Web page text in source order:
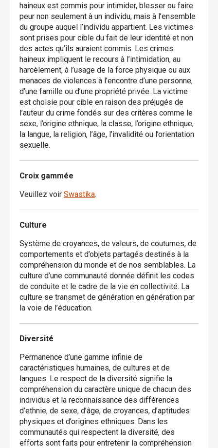
haineux est commis pour intimider, blesser ou faire
peur non seulement à un individu, mais à l’ensemble
du groupe auquel l’individu appartient. Les victimes
sont prises pour cible du fait de leur identité et non
des actes qu’ils auraient commis. Les crimes
haineux impliquent le recours à l’intimidation, au
harcèlement, à l’usage de la force physique ou aux
menaces de violences à l’encontre d’une personne,
d’une famille ou d’une propriété privée. La victime
est choisie pour cible en raison des préjugés de
l’auteur du crime fondés sur des critères comme le
sexe, l’origine ethnique, la classe, l’origine ethnique,
la langue, la religion, l’âge, l’invalidité ou l’orientation
sexuelle.
Croix gammée
Veuillez voir Swastika.
Culture
Système de croyances, de valeurs, de coutumes, de
comportements et d’objets partagés destinés à la
compréhension du monde et de nos semblables. La
culture d’une communauté donnée définit les codes
de conduite et le cadre de la vie en collectivité. La
culture se transmet de génération en génération par
la voie de l’éducation.
Diversité
Permanence d’une gamme infinie de
caractéristiques humaines, de cultures et de
langues. Le respect de la diversité signifie la
compréhension du caractère unique de chacun des
individus et la reconnaissance des différences
d’ethnie, de sexe, d’âge, de croyances, d’aptitudes
physiques et d’origines ethniques. Dans les
communautés qui respectent la diversité, des
efforts sont faits pour entretenir la compréhension